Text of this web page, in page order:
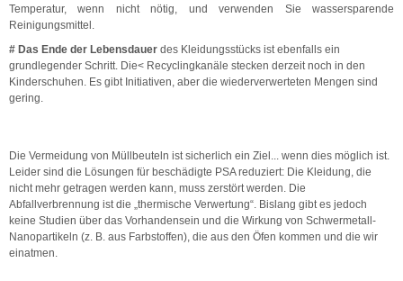
Temperatur, wenn nicht nötig, und verwenden Sie wassersparende
Reinigungsmittel.
# Das Ende der Lebensdauer des Kleidungsstücks ist ebenfalls ein
grundlegender Schritt. Die< Recyclingkanäle stecken derzeit noch in den
Kinderschuhen. Es gibt Initiativen, aber die wiederverwerteten Mengen sind
gering.
Die Vermeidung von Müllbeuteln ist sicherlich ein Ziel... wenn dies möglich ist.
Leider sind die Lösungen für beschädigte PSA reduziert: Die Kleidung, die
nicht mehr getragen werden kann, muss zerstört werden. Die
Abfallverbrennung ist die „thermische Verwertung“. Bislang gibt es jedoch
keine Studien über das Vorhandensein und die Wirkung von Schwermetall-
Nanopartikeln (z. B. aus Farbstoffen), die aus den Öfen kommen und die wir
einatmen.